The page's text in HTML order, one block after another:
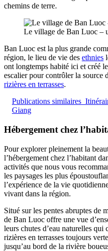
chemins de terre.
Le village de Ban Luoc –
Ban Luoc est la plus grande
région, le lieu de vie des ethnies
ont longtemps habité ici et créé
escalier pour contrôler la source
rizières en terrasses.
Publications similaires
Giang
Hébergement chez
Pour explorer pleinement la
l’hébergement chez l’habitant
activités que nous vous
les paysages les plus
l’expérience de la vie
vivant dans la région.
Situé sur les pentes abruptes de
de Ban Luoc offre une vue
leurs chutes d’eau naturelles
rizières en terrasses toujours
jusqu’au bord de la rivière